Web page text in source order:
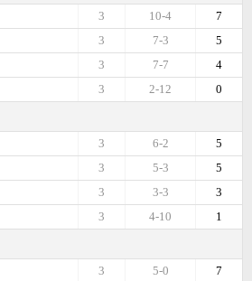
7
10-4
3
5
7-3
3
4
7-7
3
0
2-12
3
5
6-2
3
5
5-3
3
3
3-3
3
1
4-10
3
7
5-0
3